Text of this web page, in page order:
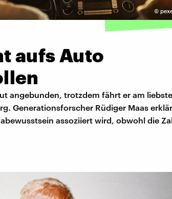
©
aufs Auto
angebunden, trotzdem fährt er am
Generationsforscher Rüdiger Maas
assoziiert wird, obwohl die